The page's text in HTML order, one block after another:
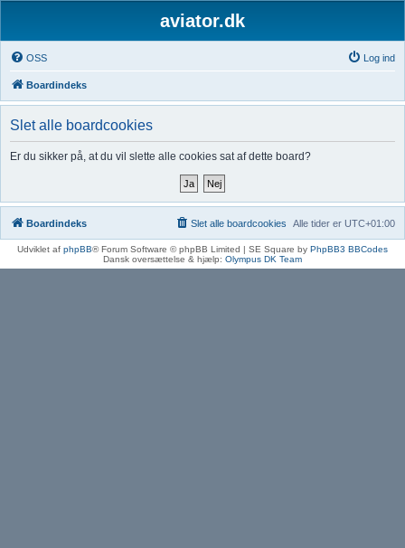
aviator.dk
OSS Log ind
Boardindeks
Slet alle boardcookies
Er du sikker på, at du vil slette alle cookies sat af dette board?
Boardindeks Alle tider er UTC+01:00
Slet alle boardcookies
Udviklet af phpBB® Forum Software © phpBB Limited | SE Square by PhpBB3 BBCodes
Dansk oversættelse & hjælp: Olympus DK Team